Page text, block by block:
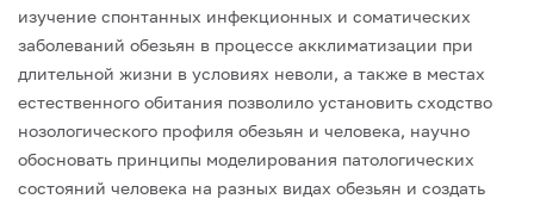
изучение спонтанных инфекционных и соматических
заболеваний обезьян в процес­се акклиматизации при
длительной жизни в условиях неволи, а также в местах
есте­ственного обитания позволило установить сходство
нозологического профиля обезьян и человека, научно
обосновать принципы моделирования патологических
состояний человека на разных видах обезьян и создать